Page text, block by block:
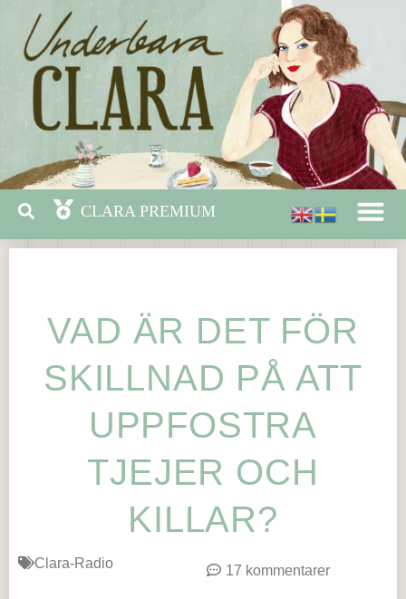
VAD ÄR DET FÖR
SKILLNAD PÅ ATT
UPPFOSTRA
TJEJER OCH
KILLAR?
Clara-Radio 17 kommentarer